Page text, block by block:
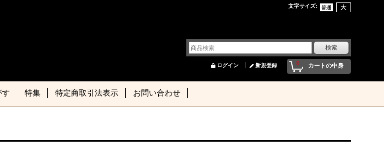
文字サイズ:
0 カートの中身
ログイン 新規登録
す 特集 特定商取引法表示 お問い合わせ